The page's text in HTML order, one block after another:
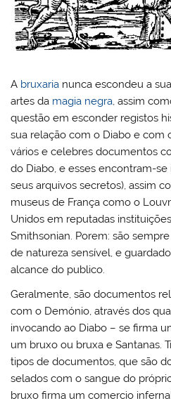
A bruxaria nunca escondeu a
artes da magia negra, assim
questão em esconder registos
sua relação com o Diabo e com
vários e celebres documentos
do Diabo, e esses encontram-
seus arquivos secretos), assim
museus de França como o
Unidos em reputadas
Smithsonian. Porem: são
de natureza sensível, e
alcance do publico.
Geralmente, são documentos
com o Demónio, através dos
invocando ao Diabo – se firma
um bruxo ou bruxa e Santanas.
tipos de documentos, que são
selados com o sangue do
bruxo firma um comercio